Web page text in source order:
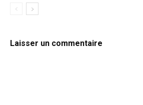
Laisser un commentaire